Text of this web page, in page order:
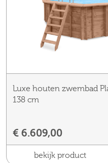
Luxe houten zwembad
138 cm
€ 6.609,00
bekijk product